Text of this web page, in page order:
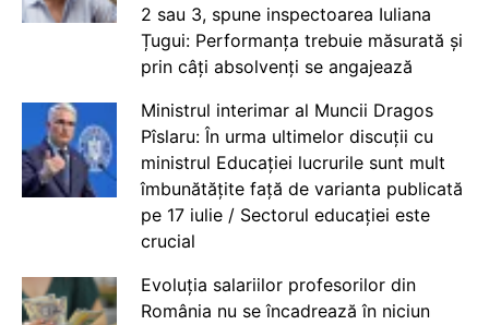
2 sau 3, spune inspectoarea Iuliana
Țugui: Performanța trebuie măsurată și
prin câți absolvenți se angajează
Ministrul interimar al Muncii Dragos
Pîslaru: În urma ultimelor discuții cu
ministrul Educației lucrurile sunt mult
îmbunătățite față de varianta publicată
pe 17 iulie / Sectorul educației este
crucial
Evoluția salariilor profesorilor din
România nu se încadrează în niciun